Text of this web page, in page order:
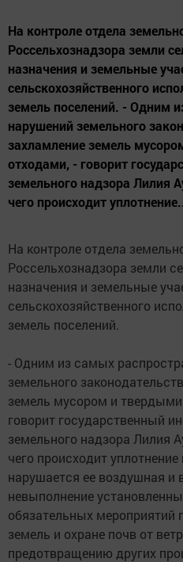
На контроле отдела
Россельхознадзора земли
назначения и земельные
сельскохозяйственного
земель поселений. - Одним
нарушений земельного
захламление земель
отходами, - говорит
земельного надзора Лилия
чего происходит
На контроле отдела
Россельхознадзора земли
назначения и земельные
сельскохозяйственного
земель поселений.
- Одним из самых
земельного
земель мусором и
говорит государственный
земельного надзора Лилия
чего происходит
нарушается ее воздушная и
невыполнение
обязательных мероприятий
земель и охране почв от
предотвращению других